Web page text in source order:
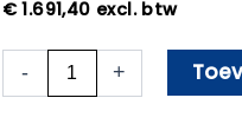
€1.691,40 excl. btw
-
Beveiligingscamera
Set
+